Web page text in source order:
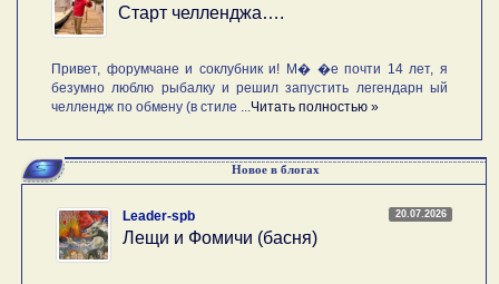
Старт челленджа….
Привет, форумчане и соклубник и! М� �е почти 14 лет, я
безумно люблю рыбалку и решил запустить легендарн ый
челлендж по обмену (в стиле ... Читать полностью »
Новое в блогах
20.07.2026
Leader-spb
Лещи и Фомичи (басня)